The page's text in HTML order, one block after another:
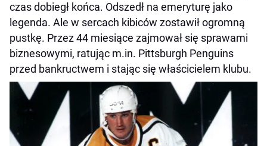
czas dobiegł końca. Odszedł na emeryturę jako
legenda. Ale w sercach kibiców zostawił ogromną
pustkę. Przez 44 miesiące zajmował się sprawami
biznesowymi, ratując m.in. Pittsburgh Penguins
przed bankructwem i stając się właścicielem klubu.